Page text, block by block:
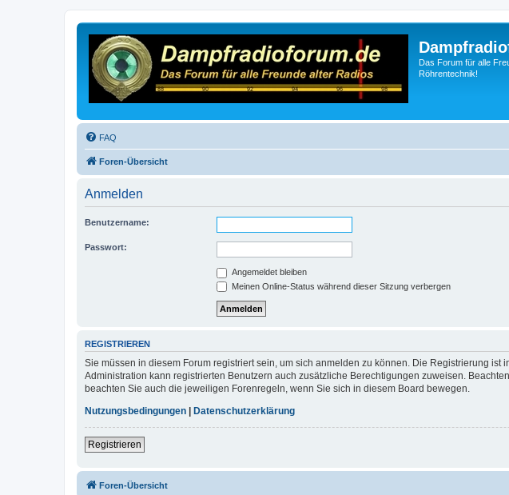
Das Forum für alle
Röhrentechnik!
FAQ
Foren-Übersicht
Anmelden
Benutzername:
Passwort:
Angemeldet bleiben
Meinen Online-Status während dieser Sitzung verbergen
REGISTRIEREN
Sie müssen in diesem Forum registriert sein, um sich anmelden zu können. Die Registrierung
Administration kann registrierten Benutzern auch zusätzliche Berechtigungen zuweisen.
beachten Sie auch die jeweiligen Forenregeln, wenn Sie sich in diesem Board bewegen.
Nutzungsbedingungen | Datenschutzerklärung
Registrieren
Foren-Übersicht